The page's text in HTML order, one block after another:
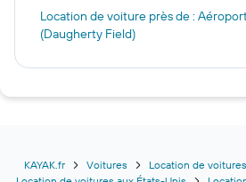
Location de voiture près de :
(Daugherty Field)
KAYAK.fr Voitures
Location de